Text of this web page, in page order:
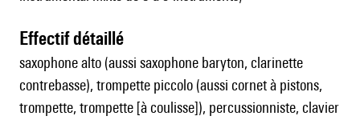
effectif détaillé
saxophone alto (aussi saxophone baryton, clarinette
contrebasse), trompette piccolo (aussi cornet à pistons,
trompette, trompette [à coulisse]), percussionniste, clavier